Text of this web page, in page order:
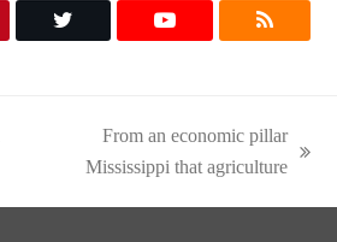
T
t
Y
t
u
R
From an economic pillar
Mississippi that agriculture